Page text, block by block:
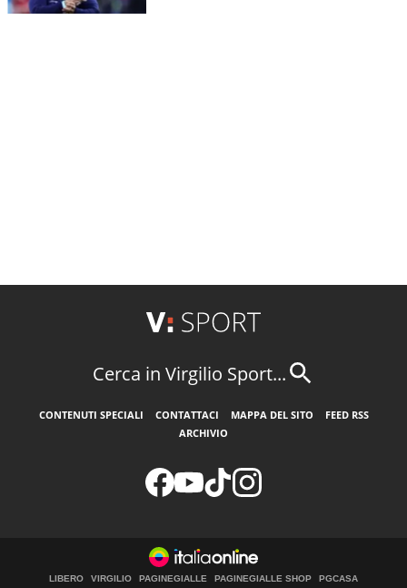
Cerca in Virgilio Sport...
CONTENUTI SPECIALI CONTATTACI MAPPA DEL SITO
FEED RSS
ARCHIVIO
LIBERO VIRGILIO PAGINEGIALLE PAGINEGIALLE SHOP PGCASA